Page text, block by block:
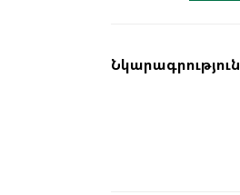
Նկարագրություն